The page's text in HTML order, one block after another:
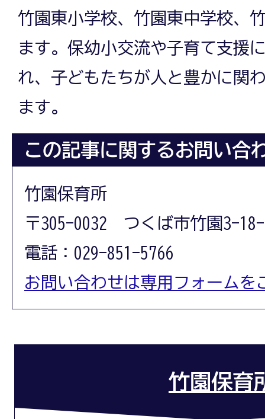
竹園東小学校、竹園東中学校、
ます。保幼小交流や子育て支援
れ、子どもたちが人と豊かに関
ます。
この記事に関するお問い合
竹園保育所
〒305-0032 つくば市竹園3-
電話：029-851-5766
お問い合わせは専用フォームを
竹園保育